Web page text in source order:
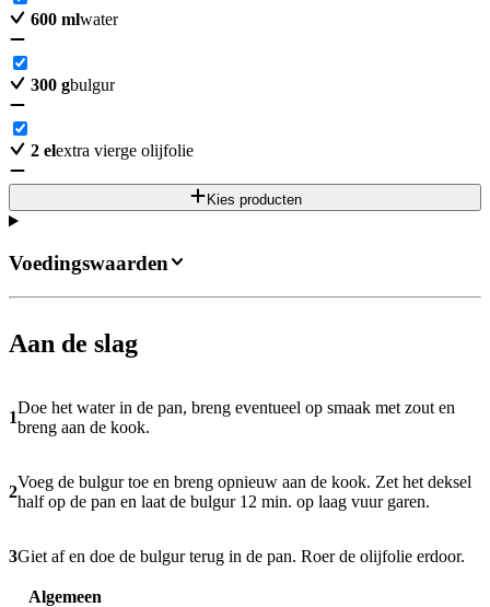
600 mlwater
300 gbulgur
2 elextra vierge olijfolie
Kies producten
Aan de slag
1
Doe het water in de pan, breng eventueel op smaak met zout en
breng aan de kook.
2
Voeg de bulgur toe en breng opnieuw aan de kook. Zet het deksel
half op de pan en laat de bulgur 12 min. op laag vuur garen.
3Giet af en doe de bulgur terug in de pan. Roer de olijfolie erdoor.
Algemeen
Voedingswaarden